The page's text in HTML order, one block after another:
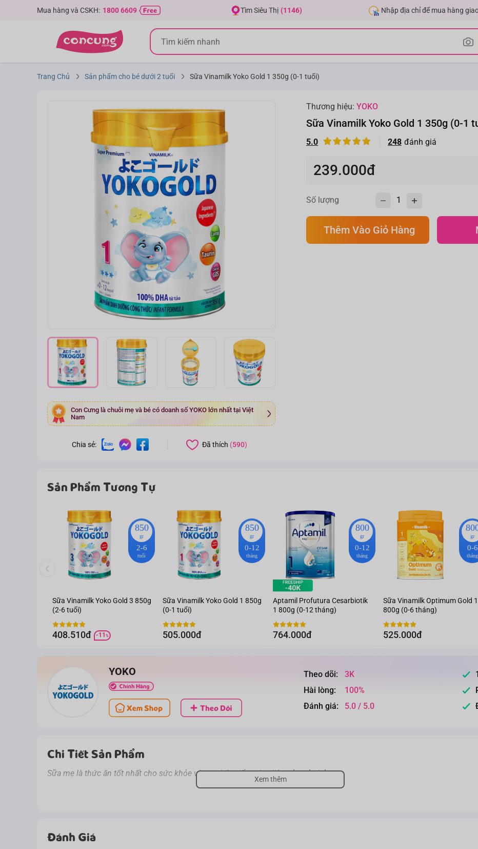
Mua hàng và CSKH: 1800 6609 Tìm Siêu Thị (1146) Nhập địa chỉ để mua hàng
Trang Chủ Sản phẩm cho bé dưới 2 tuổi Sữa Vinamilk Yoko Gold 1 350g (0-1 tuổi)
Con Cưng là chuỗi mẹ và bé có doanh số YOKO lớn nhất tại Việt
Nam
Chia sẻ: Đã thích (590)
Thương hiệu: YOKO
Sữa Vinamilk Yoko Gold 1 350g (0-1
5.0 248 đánh giá
239.000đ
Số lượng
Thêm Vào Giỏ Hàng
Sản Phẩm Tương Tự
850
gr
2-6
tuổi
Sữa Vinamilk Yoko Gold 3 850g
(2-6 tuổi)
408.510đ -11 %
850
gr
0-12
tháng
Sữa Vinamilk Yoko Gold 1 850g
(0-1 tuổi)
505.000đ
800
gr
0-12
tháng
Aptamil Profutura Cesarbiotik
1 800g (0-12 tháng)
764.000đ
gr
0-6
tháng
Sữa Vinamilk Optimum Gold 1
800g (0-6 tháng)
525.000đ
YOKO Theo dõi:
3K
Hài lòng:
100%
Đánh giá:
5.0 / 5.0
Chi Tiết Sản Phẩm
Sữa mẹ là thức ăn tốt nhất cho sức khỏe và sự phát triển toàn diện của trẻ nhỏ
Xem thêm
Đánh Giá